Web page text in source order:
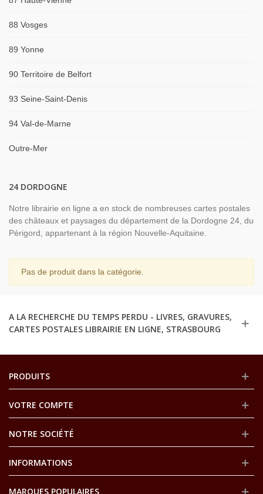
88 Vosges
89 Yonne
90 Territoire de Belfort
93 Seine-Saint-Denis
94 Val-de-Marne
Outre-Mer
24 DORDOGNE
Notre librairie en ligne a en stock de nombreuses cartes postales
des châteaux et paysages du département de la Dordogne 24, du
Périgord, appartenant à la région Nouvelle-Aquitaine.
Pas de produit dans la catégorie.
A LA RECHERCHE DU TEMPS PERDU - LIVRES, GRAVURES,
CARTES POSTALES LIBRAIRIE EN LIGNE, STRASBOURG
PRODUITS
VOTRE COMPTE
NOTRE SOCIÉTÉ
INFORMATIONS
MARQUES POPULAIRES